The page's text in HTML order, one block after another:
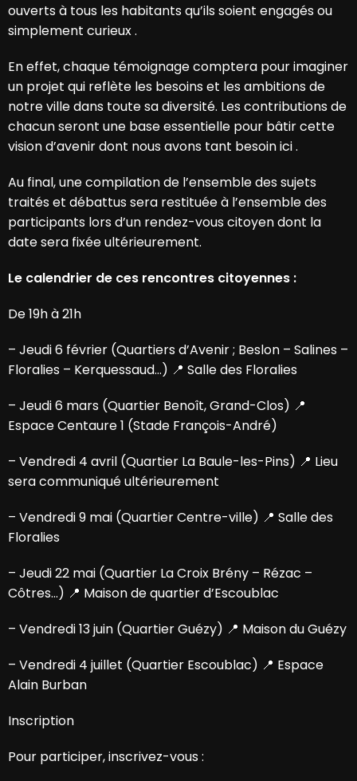
ouverts à tous les habitants qu’ils soient engagés ou
simplement curieux .
En effet, chaque témoignage comptera pour imaginer
un projet qui reflète les besoins et les ambitions de
notre ville dans toute sa diversité. Les contributions de
chacun seront une base essentielle pour bâtir cette
vision d’avenir dont nous avons tant besoin ici .
Au final, une compilation de l’ensemble des sujets
traités et débattus sera restituée à l’ensemble des
participants lors d’un rendez-vous citoyen dont la
date sera fixée ultérieurement.
Le calendrier de ces rencontres citoyennes :
De 19h à 21h
– Jeudi 6 février (Quartiers d’Avenir ; Beslon – Salines –
Floralies – Kerquessaud…) 📍 Salle des Floralies
– Jeudi 6 mars (Quartier Benoît, Grand-Clos) 📍
Espace Centaure 1 (Stade François-André)
– Vendredi 4 avril (Quartier La Baule-les-Pins) 📍 Lieu
sera communiqué ultérieurement
– Vendredi 9 mai (Quartier Centre-ville) 📍 Salle des
Floralies
– Jeudi 22 mai (Quartier La Croix Brény – Rézac –
Côtres…) 📍 Maison de quartier d’Escoublac
– Vendredi 13 juin (Quartier Guézy) 📍 Maison du Guézy
– Vendredi 4 juillet (Quartier Escoublac) 📍 Espace
Alain Burban
Inscription
Pour participer, inscrivez-vous :